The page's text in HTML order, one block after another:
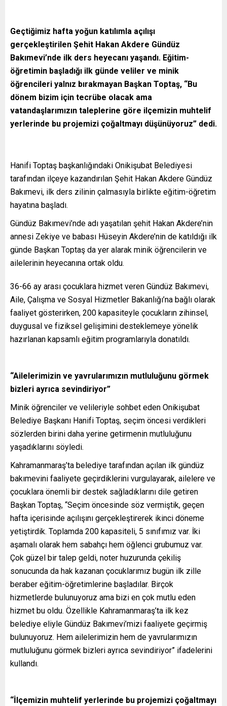
Geçtiğimiz hafta yoğun katılımla açılışı
gerçekleştirilen Şehit Hakan Akdere Gündüz
Bakımevi’nde ilk ders heyecanı yaşandı. Eğitim-
öğretimin başladığı ilk günde veliler ve minik
öğrencileri yalnız bırakmayan Başkan Toptaş, “Bu
dönem bizim için tecrübe olacak ama
vatandaşlarımızın taleplerine göre ilçemizin muhtelif
yerlerinde bu projemizi çoğaltmayı düşünüyoruz” dedi.
Hanifi Toptaş başkanlığındaki Onikişubat Belediyesi
tarafından ilçeye kazandırılan Şehit Hakan Akdere Gündüz
Bakımevi, ilk ders zilinin çalmasıyla birlikte eğitim-öğretim
hayatına başladı.
Gündüz Bakımevi’nde adı yaşatılan şehit Hakan Akdere’nin
annesi Zekiye ve babası Hüseyin Akdere’nin de katıldığı ilk
günde Başkan Toptaş da yer alarak minik öğrencilerin ve
ailelerinin heyecanına ortak oldu.
36-66 ay arası çocuklara hizmet veren Gündüz Bakımevi,
Aile, Çalışma ve Sosyal Hizmetler Bakanlığı’na bağlı olarak
faaliyet gösterirken, 200 kapasiteyle çocukların zihinsel,
duygusal ve fiziksel gelişimini desteklemeye yönelik
hazırlanan kapsamlı eğitim programlarıyla donatıldı.
“Ailelerimizin ve yavrularımızın mutluluğunu görmek
bizleri ayrıca sevindiriyor”
Minik öğrenciler ve velileriyle sohbet eden Onikişubat
Belediye Başkanı Hanifi Toptaş, seçim öncesi verdikleri
sözlerden birini daha yerine getirmenin mutluluğunu
yaşadıklarını söyledi.
Kahramanmaraş’ta belediye tarafından açılan ilk gündüz
bakımevini faaliyete geçirdiklerini vurgulayarak, ailelere ve
çocuklara önemli bir destek sağladıklarını dile getiren
Başkan Toptaş, “Seçim öncesinde söz vermiştik, geçen
hafta içerisinde açılışını gerçekleştirerek ikinci döneme
yetiştirdik. Toplamda 200 kapasiteli, 5 sınıfımız var. İki
aşamalı olarak hem sabahçı hem öğlenci grubumuz var.
Çok güzel bir talep geldi, noter huzurunda çekiliş
sonucunda da hak kazanan çocuklarımız bugün ilk zille
beraber eğitim-öğretimlerine başladılar. Birçok
hizmetlerde bulunuyoruz ama bizi en çok mutlu eden
hizmet bu oldu. Özellikle Kahramanmaraş’ta ilk kez
belediye eliyle Gündüz Bakımevi’mizi faaliyete geçirmiş
bulunuyoruz. Hem ailelerimizin hem de yavrularımızın
mutluluğunu görmek bizleri ayrıca sevindiriyor” ifadelerini
kullandı.
“İlçemizin muhtelif yerlerinde bu projemizi çoğaltmayı